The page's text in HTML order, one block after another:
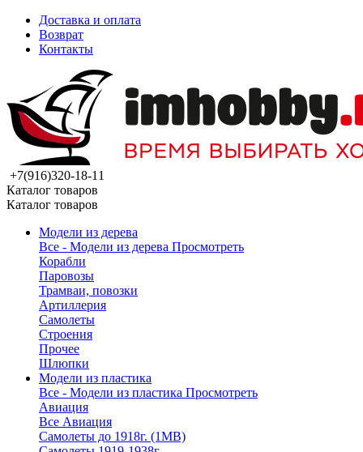
Доставка и оплата
Возврат
Контакты
+7(916)320-18-11
Каталог товаров
Каталог товаров
Модели из дерева
Все - Модели из дерева Просмотреть
Корабли
Паровозы
Трамваи, повозки
Артиллерия
Самолеты
Строения
Прочее
Шлюпки
Модели из пластика
Все - Модели из пластика Просмотреть
Авиация
Все Авиация
Самолеты до 1918г. (1МВ)